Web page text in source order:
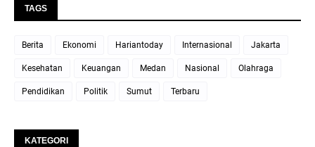
TAGS
Berita Ekonomi Hariantoday Internasional Jakarta
Kesehatan Keuangan Medan Nasional Olahraga
Pendidikan Politik Sumut Terbaru
KATEGORI